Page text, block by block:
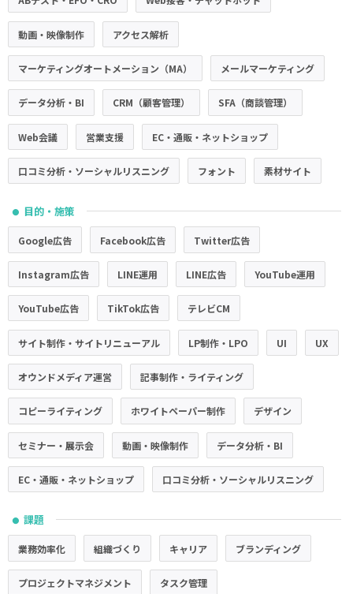
動画・映像制作 アクセス解析
マーケティングオートメーション（MA） メールマーケティング
データ分析・BI CRM（顧客管理） SFA（商談管理）
Web会議 営業支援 EC・通販・ネットショップ
口コミ分析・ソーシャルリスニング フォント 素材サイト
● 目的・施策
Google広告 Facebook広告 Twitter広告
Instagram広告 LINE運用 LINE広告 YouTube運用
YouTube広告 TikTok広告 テレビCM
サイト制作・サイトリニューアル LP制作・LPO UI UX
オウンドメディア運営 記事制作・ライティング
コピーライティング ホワイトペーパー制作 デザイン
セミナー・展示会 動画・映像制作 データ分析・BI
EC・通販・ネットショップ 口コミ分析・ソーシャルリスニング
● 課題
業務効率化 組織づくり キャリア ブランディング
プロジェクトマネジメント タスク管理